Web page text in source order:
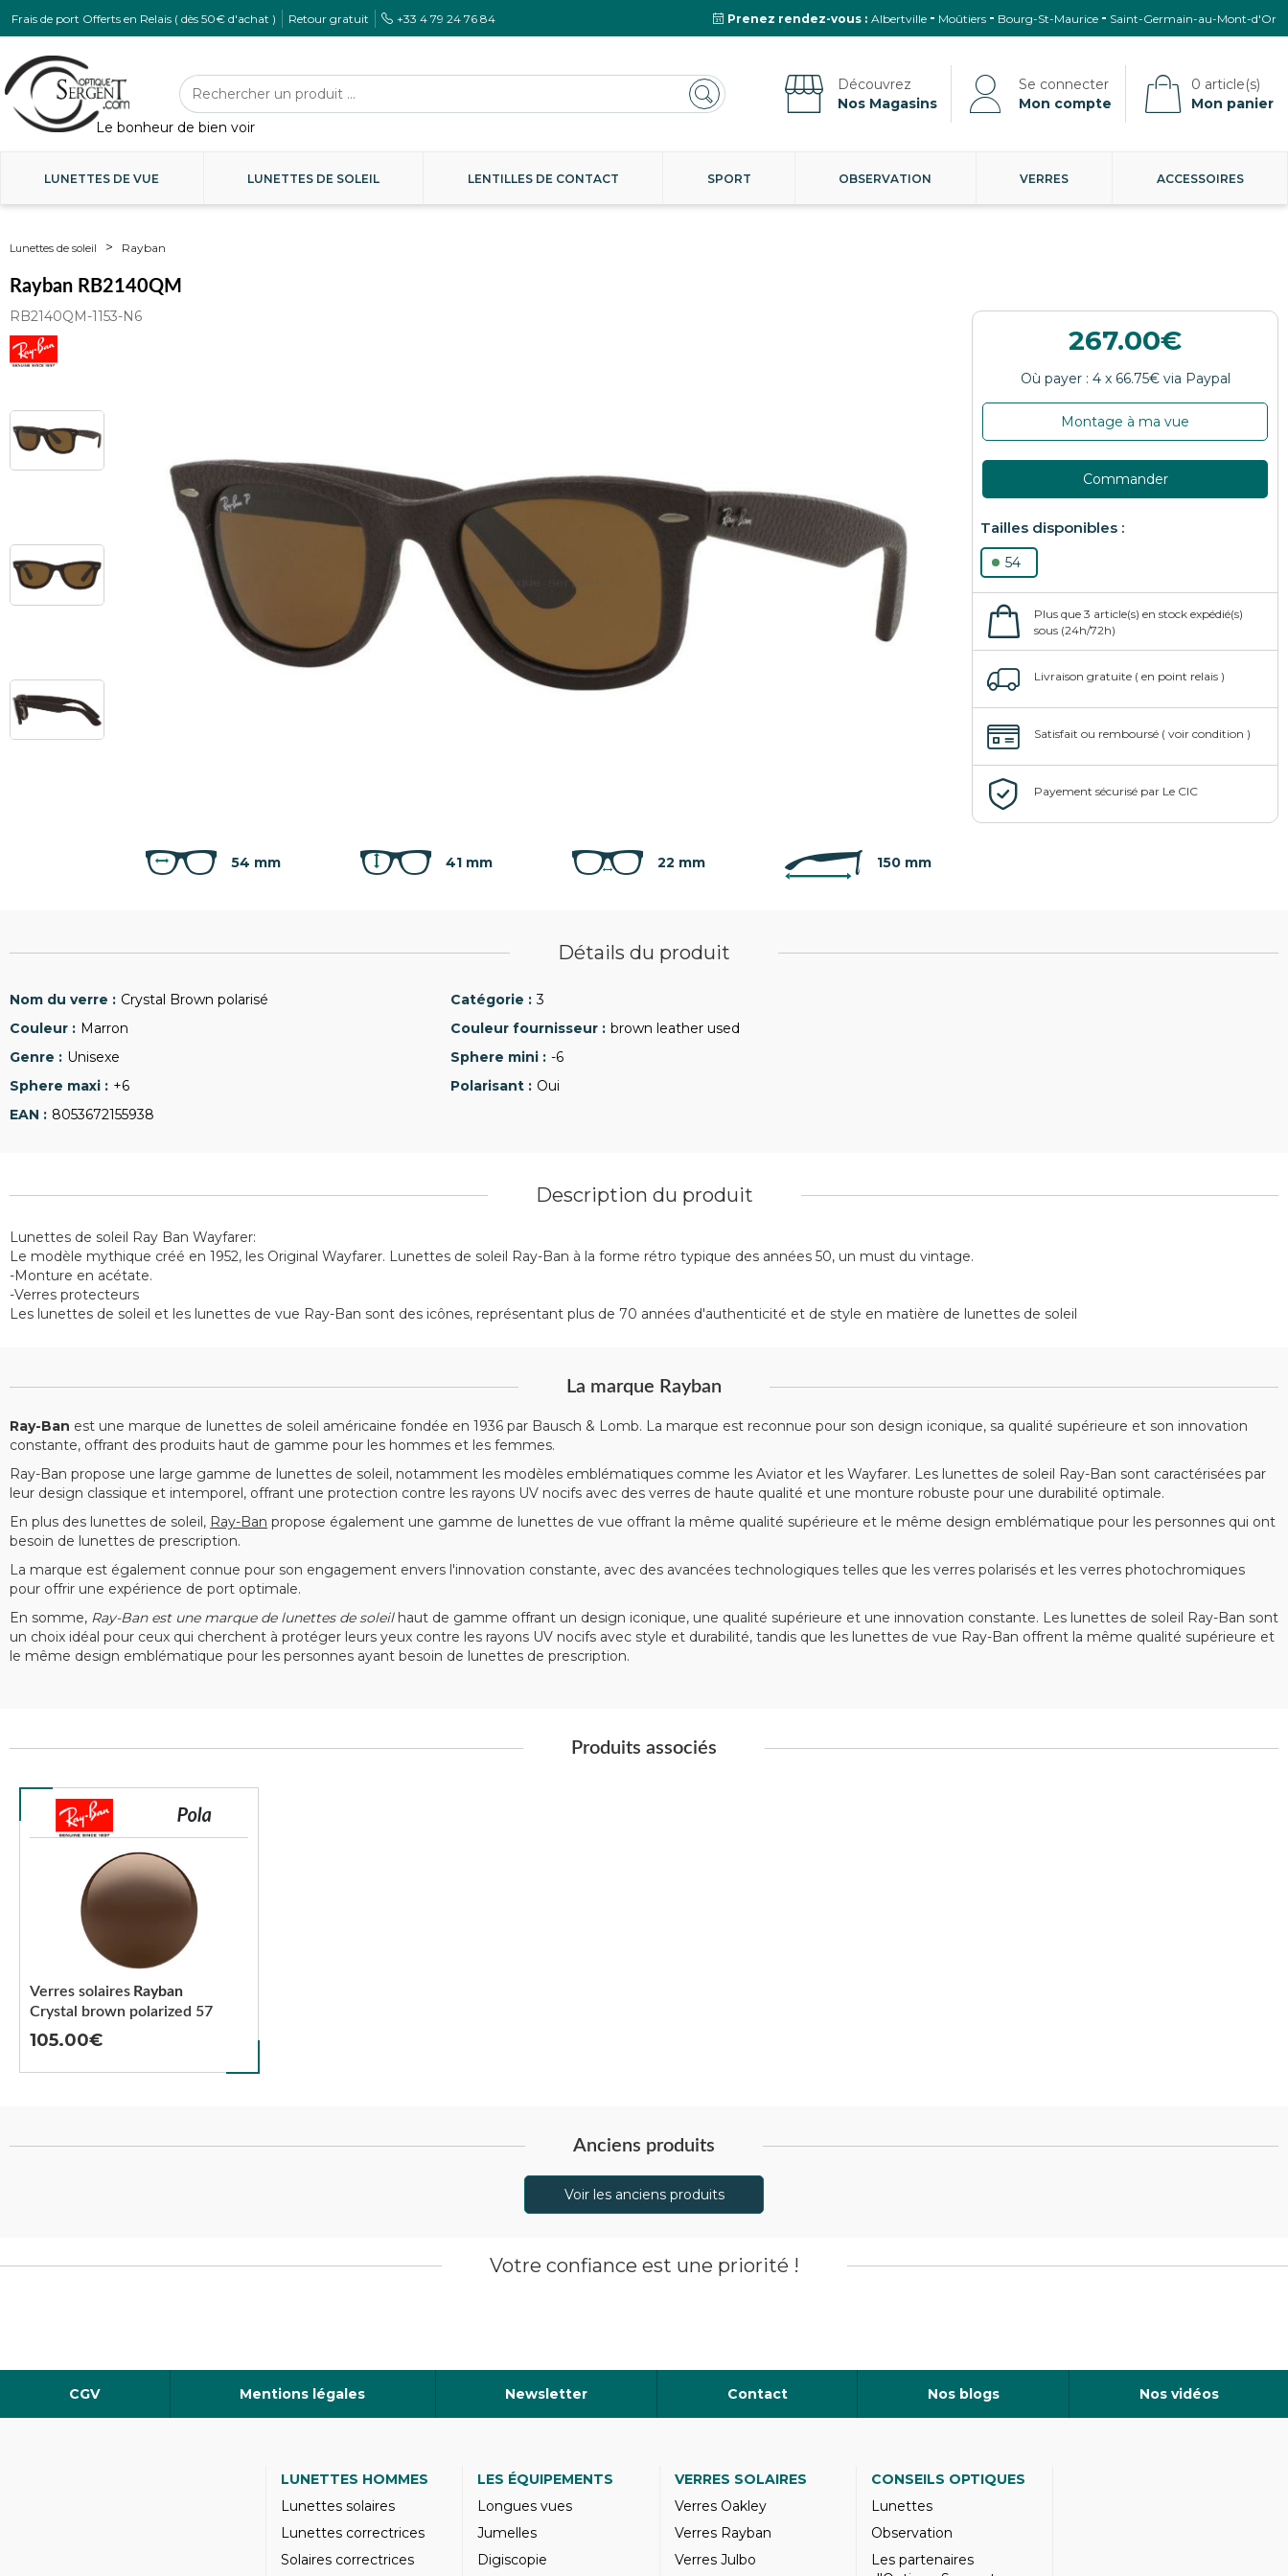
Frais de port Offerts en Relais ( dès 50€ d'achat ) Retour gratuit +33 4 79 24 76 84 Prenez rendez-vous : Albertville Moûtiers Bourg-St-Maurice Saint-Germain-au-Mont-d'Or
Nos Magasins Mon compte Mon panier
LUNETTES DE VUE LUNETTES DE SOLEIL LENTILLES DE CONTACT SPORT OBSERVATION VERRES ACCESSOIRES
Lunettes de soleil Rayban
Rayban RB2140QM
RB2140QM-1153-N6
54 mm 41 mm 22 mm 150 mm
267.00
Montage à ma vue
Commander
54
Détails du produit
Crystal Brown polarisé
3
Marron
brown leather used
Unisexe
-6
+6
Oui
8053672155938
Description du produit
Lunettes de soleil Ray Ban Wayfarer:
Le modèle mythique créé en 1952, les Original Wayfarer. Lunettes de soleil Ray-Ban à la forme rétro typique des années 50, un must du vintage.
-Monture en acétate.
-Verres protecteurs
Les lunettes de soleil et les lunettes de vue Ray-Ban sont des icônes, représentant plus de 70 années d'authenticité et de style en matière de lunettes de soleil
La marque Rayban
Ray-Ban est une marque de lunettes de soleil américaine fondée en 1936 par Bausch & Lomb. La marque est reconnue pour son design iconique, sa qualité supérieure et son innovation
constante, offrant des produits haut de gamme pour les hommes et les femmes.
Ray-Ban propose une large gamme de lunettes de soleil, notamment les modèles emblématiques comme les Aviator et les Wayfarer. Les lunettes de soleil Ray-Ban sont caractérisées par
leur design classique et intemporel, offrant une protection contre les rayons UV nocifs avec des verres de haute qualité et une monture robuste pour une durabilité optimale.
En plus des lunettes de soleil, Ray-Ban propose également une gamme de lunettes de vue offrant la même qualité supérieure et le même design emblématique pour les personnes qui ont
besoin de lunettes de prescription.
La marque est également connue pour son engagement envers l'innovation constante, avec des avancées technologiques telles que les verres polarisés et les verres photochromiques
pour offrir une expérience de port optimale.
En somme, Ray-Ban est une marque de lunettes de soleilhaut de gamme offrant un design iconique, une qualité supérieure et une innovation constante. Les lunettes de soleil Ray-Ban sont
un choix idéal pour ceux qui cherchent à protéger leurs yeux contre les rayons UV nocifs avec style et durabilité, tandis que les lunettes de vue Ray-Ban offrent la même qualité supérieure et
le même design emblématique pour les personnes ayant besoin de lunettes de prescription.
Produits associés
Crystal brown polarized 57
Verres solaires Rayban
105.00
Anciens produits
Voir les anciens produits
Votre confiance est une priorité !
CGV Mentions légales Newsletter Contact Nos blogs Nos vidéos
LUNETTES HOMMES
Lunettes solaires
Lunettes correctrices
Solaires correctrices
LES ÉQUIPEMENTS
Longues vues
Jumelles
Digiscopie
VERRES SOLAIRES
Verres Oakley
Verres Rayban
Verres Julbo
CONSEILS OPTIQUES
Lunettes
Observation
Les partenaires